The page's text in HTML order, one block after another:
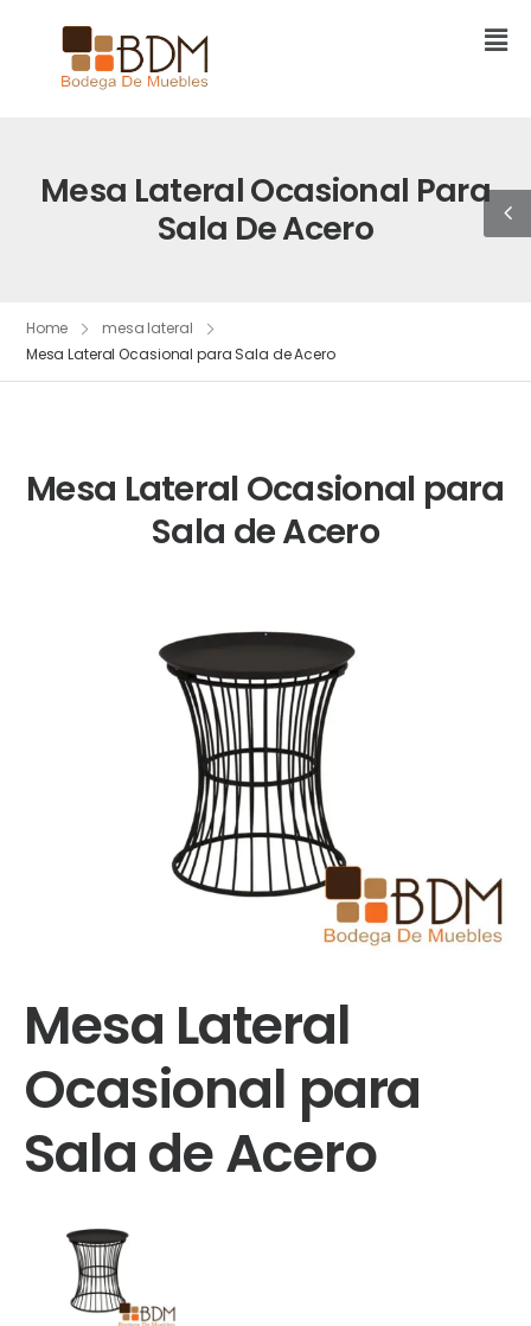
Mesa Lateral Ocasional Para
Sala De Acero
Home
mesa lateral
Mesa Lateral Ocasional para Sala de Acero
Mesa Lateral Ocasional para
Sala de Acero
Mesa Lateral
Ocasional para
Sala de Acero